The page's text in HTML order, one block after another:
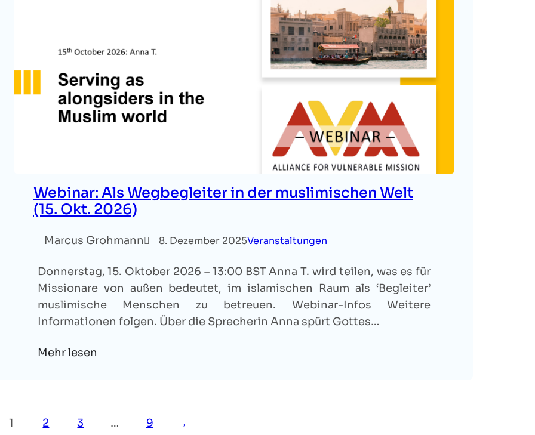
Webinar: Als Wegbegleiter in der muslimischen Welt
(15. Okt. 2026)
Marcus Grohmann 8. Dezember 2025Veranstaltungen
Donnerstag, 15. Oktober 2026 – 13:00 BST Anna T. wird teilen, was es für
Missionare von außen bedeutet, im islamischen Raum als ‘Begleiter’
muslimische Menschen zu betreuen. Webinar-Infos Weitere
Informationen folgen. Über die Sprecherin Anna spürt Gottes…
Mehr lesen
1 2 3 … 9 →